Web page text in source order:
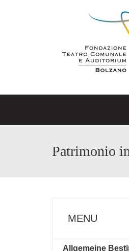
Patrimonio
MENU
Allgemeine